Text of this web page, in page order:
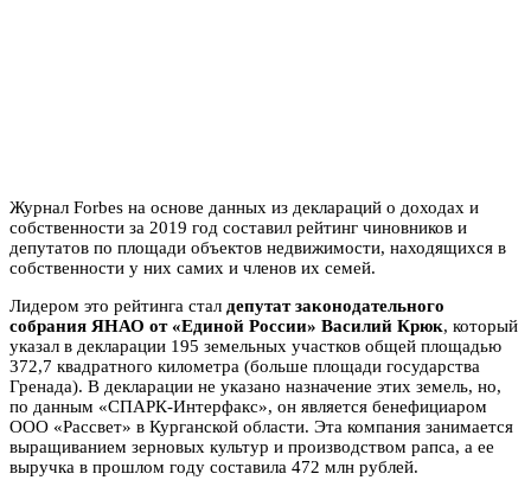
Журнал Forbes на основе данных из деклараций о доходах и
собственности за 2019 год составил рейтинг чиновников и
депутатов по площади объектов недвижимости, находящихся в
собственности у них самих и членов их семей.
Лидером это рейтинга стал депутат законодательного
собрания ЯНАО от «Единой России» Василий Крюк, который
указал в декларации 195 земельных участков общей площадью
372,7 квадратного километра (больше площади государства
Гренада). В декларации не указано назначение этих земель, но,
по данным «СПАРК-Интерфакс», он является бенефициаром
ООО «Рассвет» в Курганской области. Эта компания занимается
выращиванием зерновых культур и производством рапса, а ее
выручка в прошлом году составила 472 млн рублей.